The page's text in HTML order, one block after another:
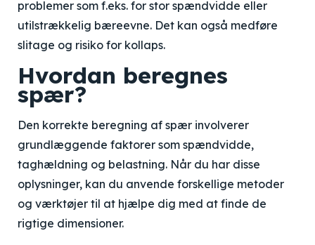
problemer som f.eks. for stor spændvidde eller
utilstrækkelig bæreevne. Det kan også medføre
slitage og risiko for kollaps.
Hvordan beregnes
spær?
Den korrekte beregning af spær involverer
grundlæggende faktorer som spændvidde,
taghældning og belastning. Når du har disse
oplysninger, kan du anvende forskellige metoder
og værktøjer til at hjælpe dig med at finde de
rigtige dimensioner.